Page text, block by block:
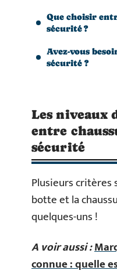
Que choisir
sécurité ?
Avez-vous
sécurité ?
Les niveaux
entre
sécurité
Plusieurs
botte et la
quelques-uns !
A voir aussi :
connue : quelle